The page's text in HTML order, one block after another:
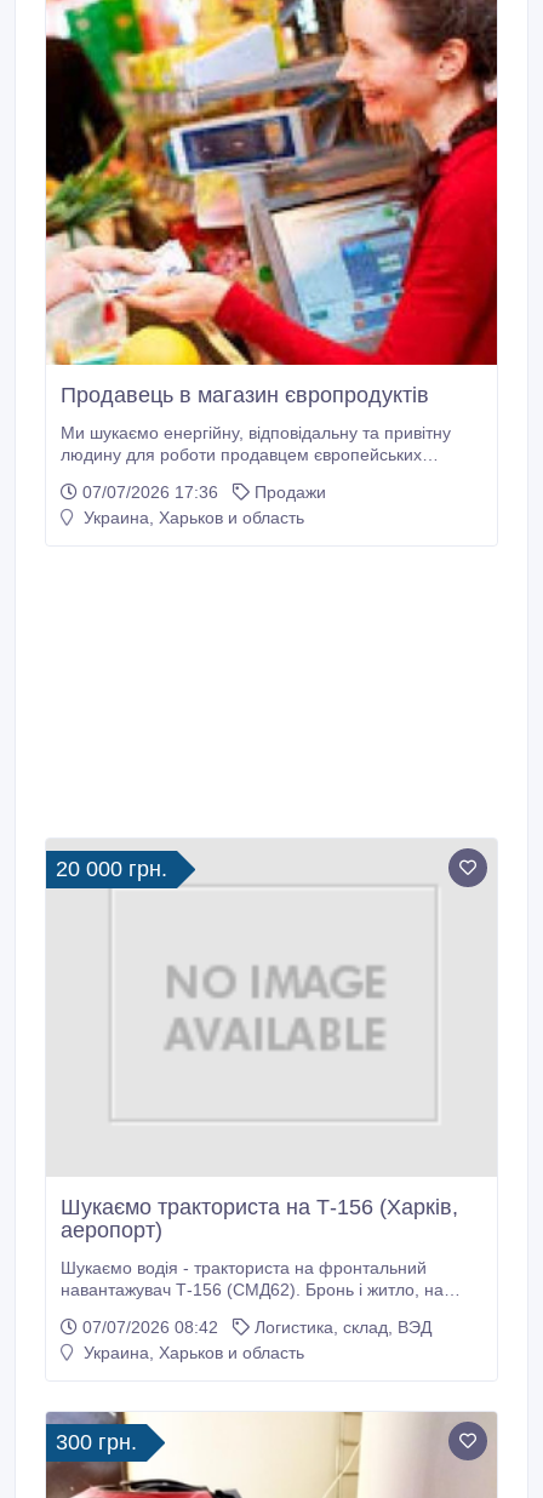
далі, і можуть взяти на себе складну частину
організації.
Продавець в магазин європродуктів
Ми шукаємо енергійну, відповідальну та привітну
людину для роботи продавцем європейських
хімія. Якщо ви любите спілкуватися з людьми, маєте
вміння продавати товари та маєте бажання
07/07/2026 17:36
Продажи
Украина, Харьков и область
20 000 грн.
Шукаємо тракториста на Т-156 (Харків,
аеропорт)
Шукаємо водія - тракториста на фронтальний
навантажувач Т-156 (СМД62). Бронь і житло, на
прив'язки до сезону / світла і т.д. Графік праці: пн-пт
з 8 до 17, сб - з 8 до 14, нд - вихідний. Обов'язки: -
розвантаження сировиною обладнання; - підтримка
навантажувача в робочому стані, його поточний
ремонт; - допомога навантажувачем в інших
господарських питаннях по базі.
07/07/2026 08:42
Логистика, склад, ВЭД
Украина, Харьков и область
300 грн.